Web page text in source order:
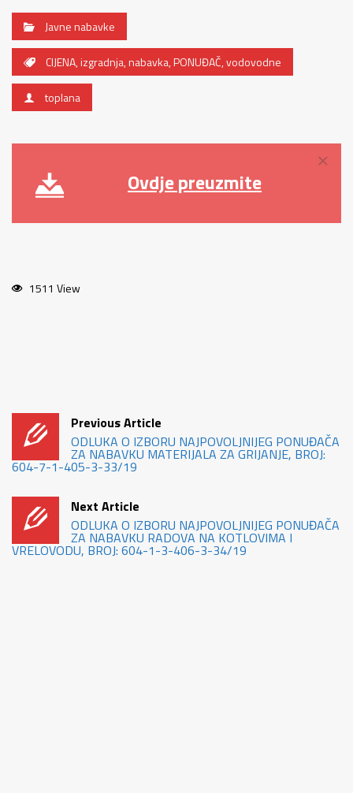
Javne nabavke
CIJENA,izgradnja,nabavka,PONUĐAČ,vodovodne
toplana
Ovdje preuzmite
×
1511 View
Previous Article
ODLUKA O IZBORU NAJPOVOLJNIJEG PONUĐAČA
ZA NABAVKU MATERIJALA ZA GRIJANJE, BROJ:
604-7-1-405-3-33/19
Next Article
ODLUKA O IZBORU NAJPOVOLJNIJEG PONUĐAČA
ZA NABAVKU RADOVA NA KOTLOVIMA I
VRELOVODU, BROJ: 604-1-3-406-3-34/19